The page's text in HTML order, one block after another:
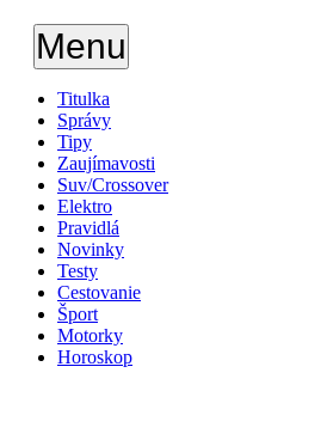
Menu
Titulka
Správy
Tipy
Zaujímavosti
Suv/Crossover
Elektro
Pravidlá
Novinky
Testy
Cestovanie
Šport
Motorky
Horoskop